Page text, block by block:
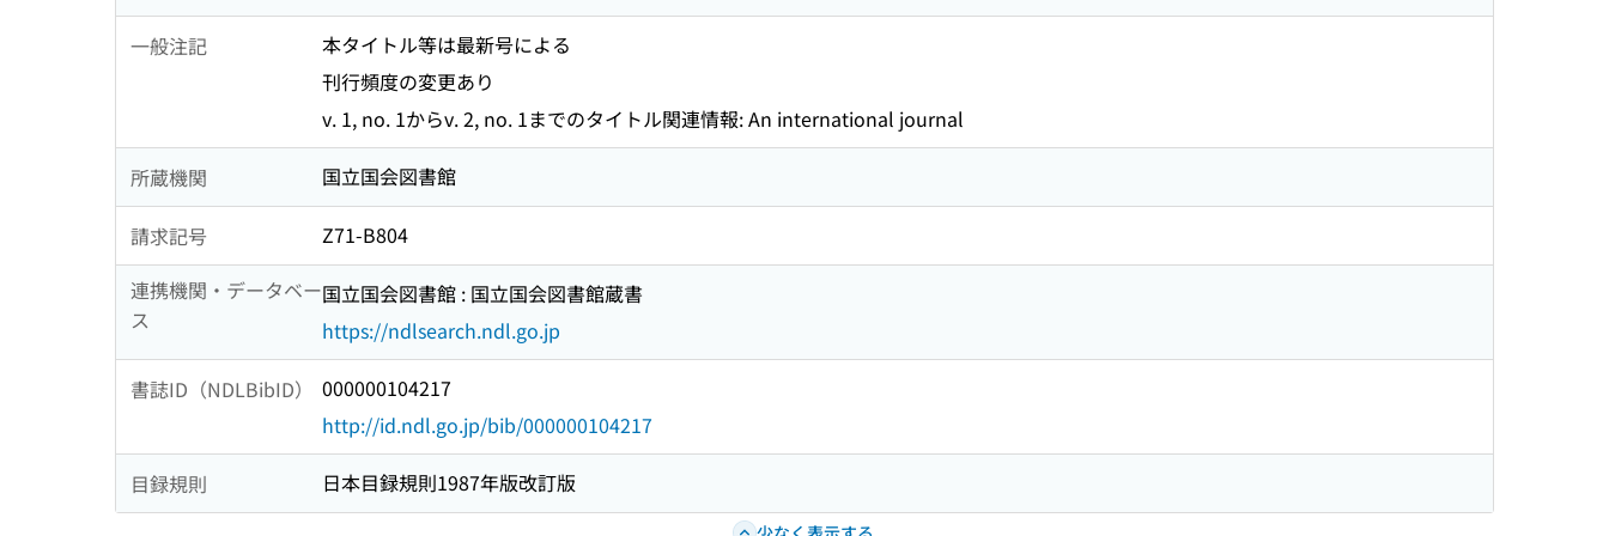
一般注記
本タイトル等は最新号による
刊行頻度の変更あり
v. 1, no. 1からv. 2, no. 1までのタイトル関連情報: An international journal
所蔵機関 国立国会図書館
請求記号
Z71-B804
連携機関・データベー
ス
国立国会図書館 : 国立国会図書館蔵書
https://ndlsearch.ndl.go.jp
書誌ID（NDLBibID）
000000104217
http://id.ndl.go.jp/bib/000000104217
目録規則 日本目録規則1987年版改訂版